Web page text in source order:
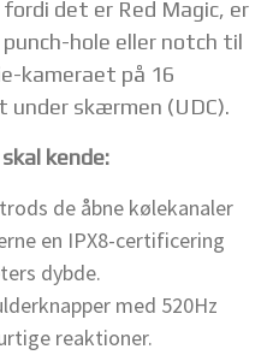
det er Red Magic, er
hole eller notch til
kameraet på 16
under skærmen (UDC).
kende:
de åbne kølekanaler
en IPX8-certificering
dybde.
med 520Hz
reaktioner.